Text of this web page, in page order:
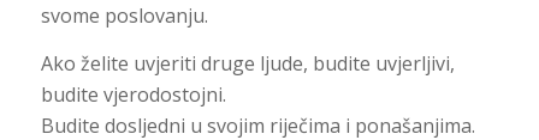
svome poslovanju.
Ako želite uvjeriti druge ljude, budite uvjerljivi,
budite vjerodostojni.
Budite dosljedni u svojim riječima i ponašanjima.